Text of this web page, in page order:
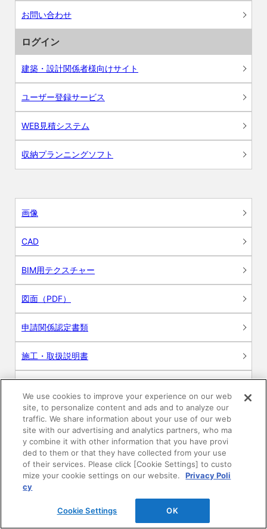
お問い合わせ
ログイン
建築・設計関係者様向けサイト
ユーザー登録サービス
WEB見積システム
収納プランニングソフト
画像
CAD
BIM用テクスチャー
図面（PDF）
申請関係認定書類
施工・取扱説明書
シミュレーションツール
24時間換気システム〈エアスマート〉
簡易設計見積ソフト
R&Dセンター環境測定・分析サービス
We use cookies to improve your experience on our web
site, to personalize content and ads and to analyze our
traffic. We share information about your use of our web
site with our advertising and analytics partners, who ma
y combine it with other information that you have provi
ded to them or that they have collected from your use
of their services. Please click [Cookie Settings] to custo
mize your cookie settings on our website.
Privacy Poli
cy
Cookie Settings OK